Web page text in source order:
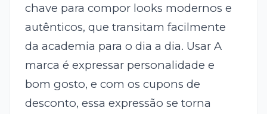
chave para compor looks modernos e
autênticos, que transitam facilmente
da academia para o dia a dia. Usar A
marca é expressar personalidade e
bom gosto, e com os cupons de
desconto, essa expressão se torna